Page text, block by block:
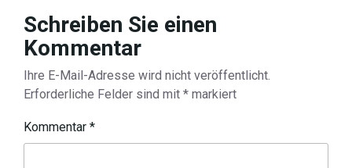
Schreiben Sie einen
Kommentar
Ihre E-Mail-Adresse wird nicht veröffentlicht.
Erforderliche Felder sind mit * markiert
Kommentar *